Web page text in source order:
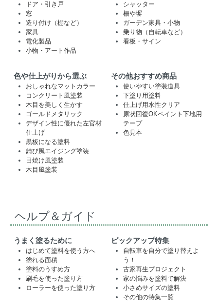
ドア・引き戸
窓
造り付け（棚など）
家具
電化製品
小物・アート作品
シャッター
柵や塀
ガーデン家具・小物
乗り物（自転車など）
看板・サイン
色や仕上がりから選ぶ
おしゃれなマットカラー
コンクリート風塗装
木目を美しく生かす
ゴールドメタリック
デザイン性に優れた左官材
仕上げ
黒板になる塗料
錆び風エイジング塗装
日焼け風塗装
木目風塗装
その他おすすめ商品
使いやすい塗装道具
下塗り用塗料
仕上げ用水性クリア
原状回復OKペイント下地用
テープ
色見本
ヘルプ＆ガイド
うまく塗るために
はじめて塗料を使う方へ
塗れる面積
塗料のうすめ方
刷毛を使った塗り方
ローラーを使った塗り方
ピックアップ特集
自転車を自分で塗り替えよ
う！
古家再生プロジェクト
家の悩みを塗料で解決
小さめサイズの塗料
その他の特集一覧